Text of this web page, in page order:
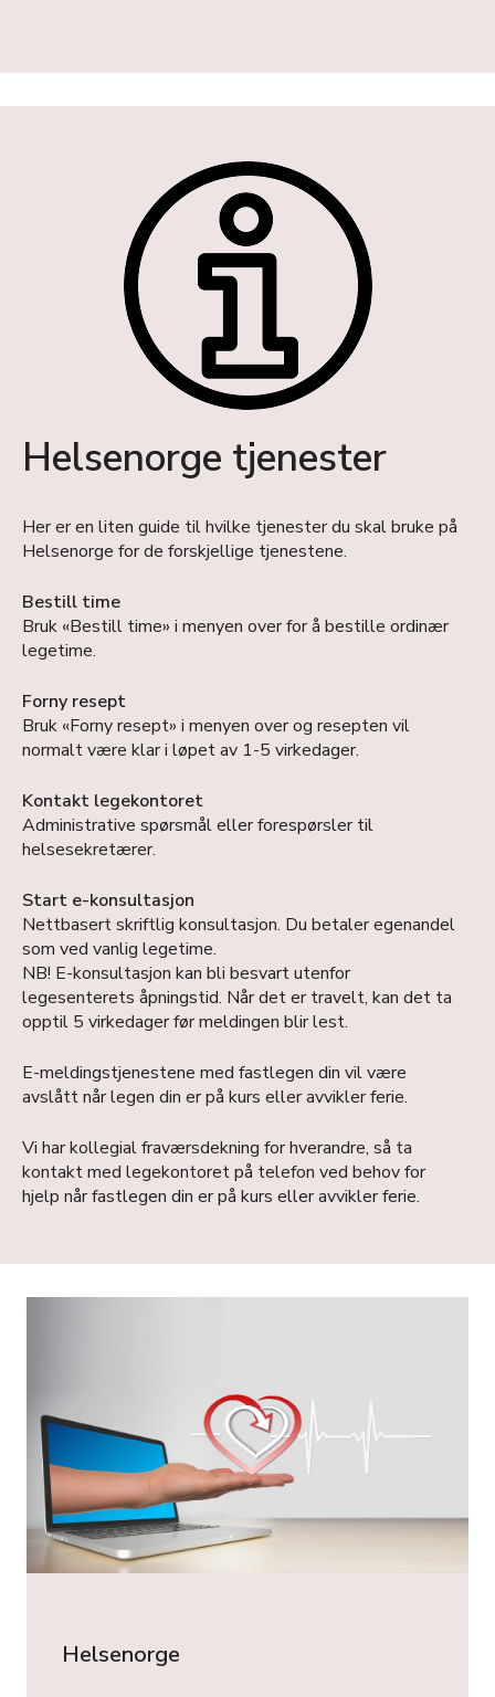
Helsenorge tjenester
Her er en liten guide til hvilke tjenester du skal bruke på
Helsenorge for de forskjellige tjenestene.
Bestill time
Bruk «Bestill time» i menyen over for å bestille ordinær
legetime.
Forny resept
Bruk «Forny resept» i menyen over og resepten vil
normalt være klar i løpet av 1-5 virkedager.
Kontakt legekontoret
Administrative spørsmål eller forespørsler til
helsesekretærer.
Start e-konsultasjon
Nettbasert skriftlig konsultasjon. Du betaler egenandel
som ved vanlig legetime.
NB! E-konsultasjon kan bli besvart utenfor
legesenterets åpningstid. Når det er travelt, kan det ta
opptil 5 virkedager før meldingen blir lest.
E-meldingstjenestene med fastlegen din vil være
avslått når legen din er på kurs eller avvikler ferie.
Vi har kollegial fraværsdekning for hverandre, så ta
kontakt med legekontoret på telefon ved behov for
hjelp når fastlegen din er på kurs eller avvikler ferie.
Helsenorge